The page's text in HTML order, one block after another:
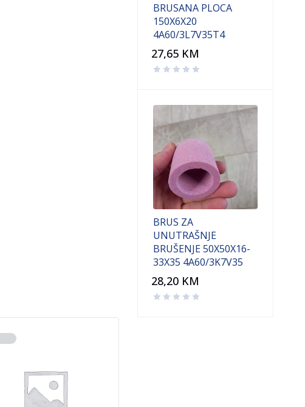
BRUSANA PLOCA
150X6X20
4A60/3L7V35T4
27,65 KM
BRUS ZA
UNUTRAŠNJE
BRUŠENJE 50X50X16-
33X35 4A60/3K7V35
28,20 KM